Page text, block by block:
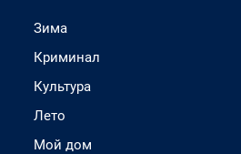
Зима
Криминал
Культура
Лето
Мой дом